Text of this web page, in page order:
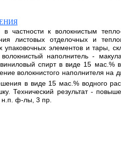
в частности к волокнистым
листовых отделочных и
элементов и тары,
наполнитель -
спирт в виде 15 мас.%
волокнистого наполнителя на
в виде 15 мас.% водного
Технический результат -
н.п. ф-лы, 3 пр.